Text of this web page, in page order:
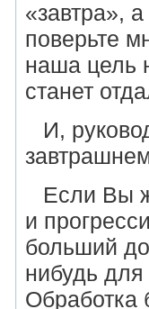
«завтра»,
поверьте
наша цель
станет
И,
Если Вы
и
больший
нибудь для
Обработка